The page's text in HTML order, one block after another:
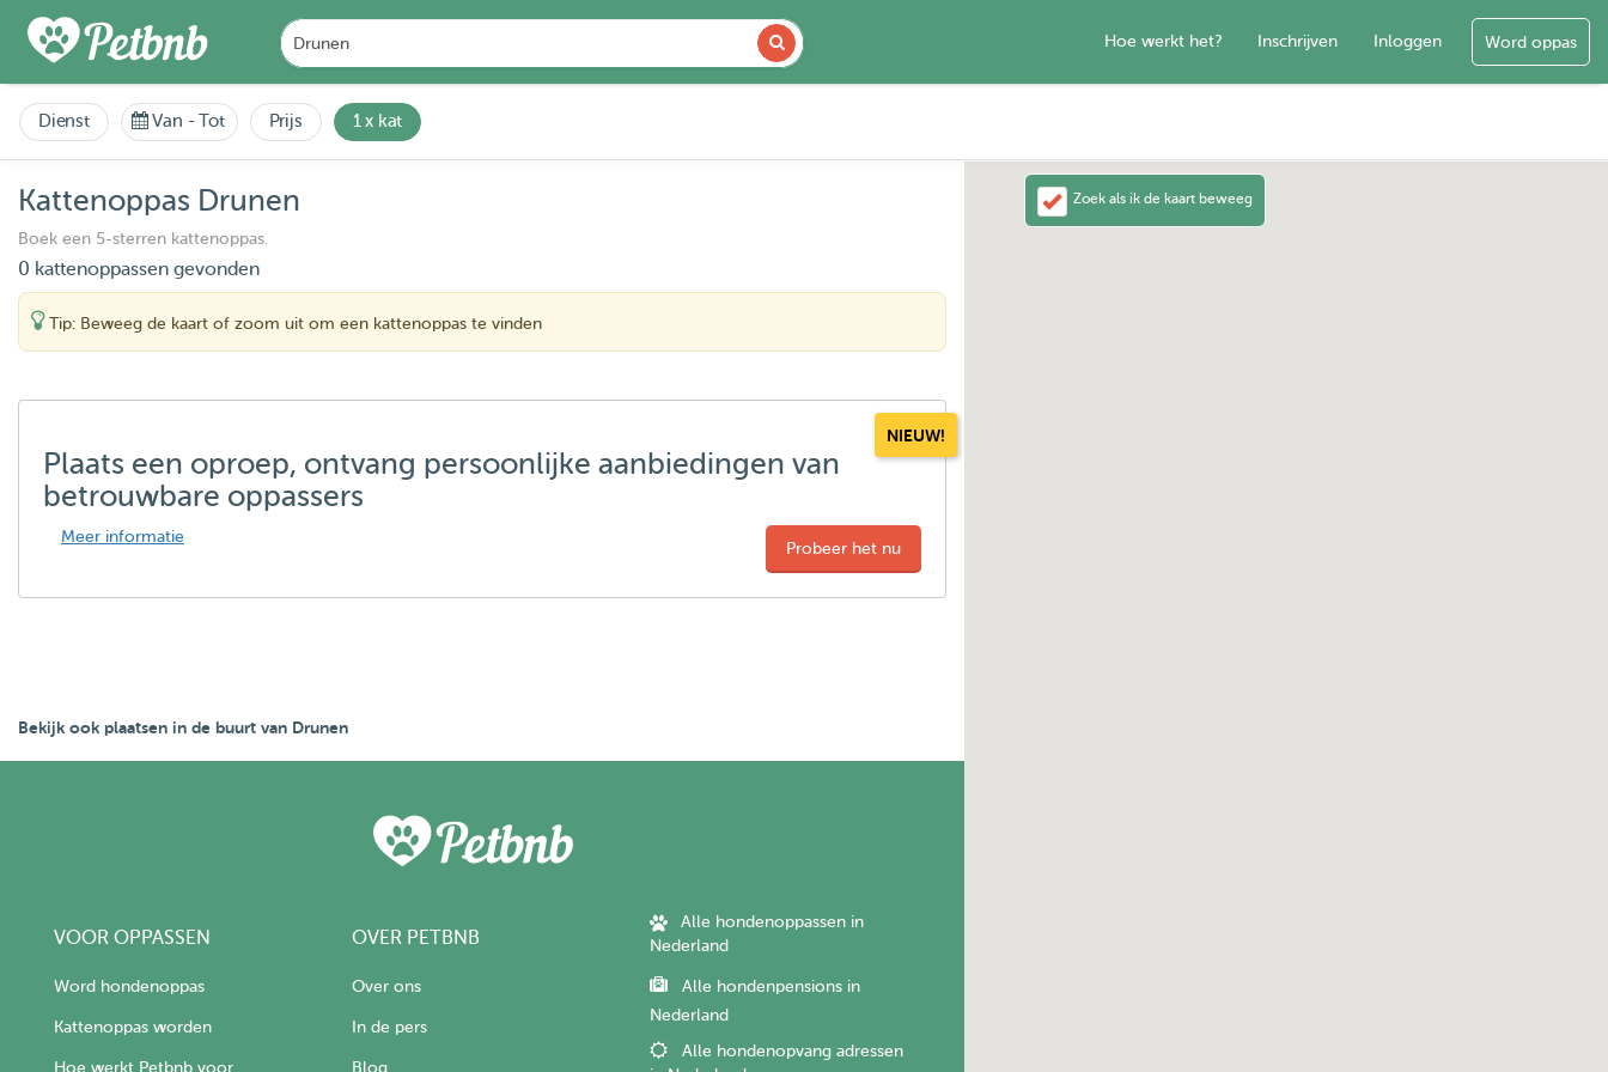
Hoe werkt het? Inschrijven Inloggen Word oppas
Dienst Van -Tot Prijs 1 x kat
Kattenoppas Drunen
Boek een 5-sterren kattenoppas.
0 kattenoppassen gevonden
Tip: Beweeg de kaart of zoom uit om een kattenoppas te vinden
NIEUW!
Plaats een oproep, ontvang persoonlijke aanbiedingen van
betrouwbare oppassers
Meer informatie
Probeer het nu
Bekijk ook plaatsen in de buurt van Drunen
VOOR OPPASSEN
Word hondenoppas
Kattenoppas worden
Hoe werkt Petbnb voor
OVER PETBNB
Over ons
In de pers
Blog
Alle hondenoppassen in
Nederland
Alle hondenpensions in
Nederland
Alle hondenopvang adressen
Zoek als ik de kaart beweeg